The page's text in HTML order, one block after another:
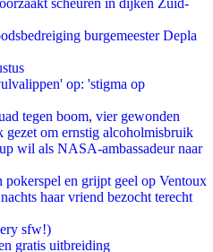
scheuren in dijken Zuid-
burgemeester Depla
op: 'stigma op
tegen boom, vier gewonden
gezet om ernstig alcoholmisbruik
wil als NASA-ambassadeur naar
en grijpt geel op Ventoux
haar vriend bezocht terecht
sfw!)
gratis uitbreiding